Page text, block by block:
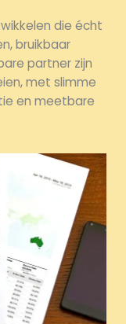
die écht
bruikbaar
partner zijn
met slimme
en meetbare